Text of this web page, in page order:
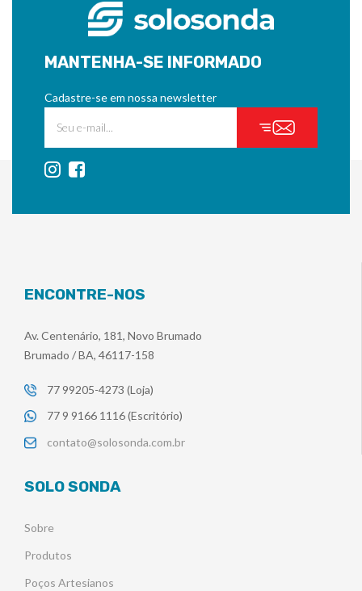
MANTENHA-SE INFORMADO
Cadastre-se em nossa newsletter
ENCONTRE-NOS
Av. Centenário, 181, Novo Brumado
Brumado / BA, 46117-158
77 99205-4273 (Loja)
77 9 9166 1116 (Escritório)
contato@solosonda.com.br
SOLO SONDA
Sobre
Produtos
Poços Artesianos